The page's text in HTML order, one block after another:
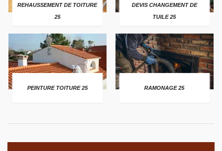
REHAUSSEMENT DE TOITURE
25
DEVIS CHANGEMENT DE
TUILE 25
PEINTURE TOITURE 25 RAMONAGE 25